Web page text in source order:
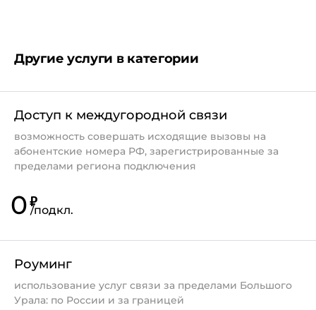
Другие услуги в категории
Доступ к междугородной связи
возможность совершать исходящие вызовы на
абонентские номера РФ, зарегистрированные за
пределами региона подключения
0₽
/подкл.
Роуминг
использование услуг связи за пределами Большого
Урала: по России и за границей